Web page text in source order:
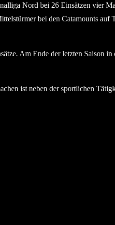
Nord bei 26 Einsätzen vier
bei den Catamounts auf
Am Ende der letzten Saison
ist neben der sportlichen